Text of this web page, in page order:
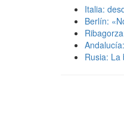
Italia:
Berlín:
Rusia: La